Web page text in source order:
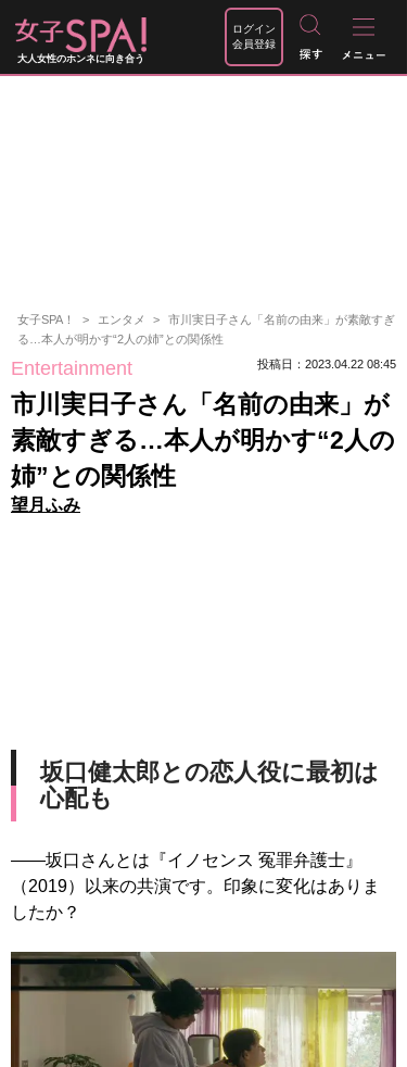
大人女性のホンネに向き合う
ログイン
会員登録
女子SPA！ エンタメ
市川実日子さん「名前の由来」が素敵すぎ
る…本人が明かす“2人の姉”との関係性
Entertainment 投稿日：2023.04.22 08:45
市川実日子さん「名前の由来」が
素敵すぎる…本人が明かす“2人の
姉”との関係性
望月ふみ
坂口健太郎との恋人役に最初は
心配も
――坂口さんとは『イノセンス 冤罪弁護士』
（2019）以来の共演です。印象に変化はありま
したか？